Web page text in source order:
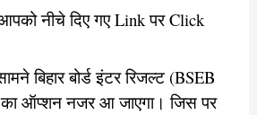
नीचे दिए गए Link पर Click
बिहार बोर्ड इंटर रिजल्ट (BSEB
का ऑप्शन नजर आ जाएगा। जिस पर